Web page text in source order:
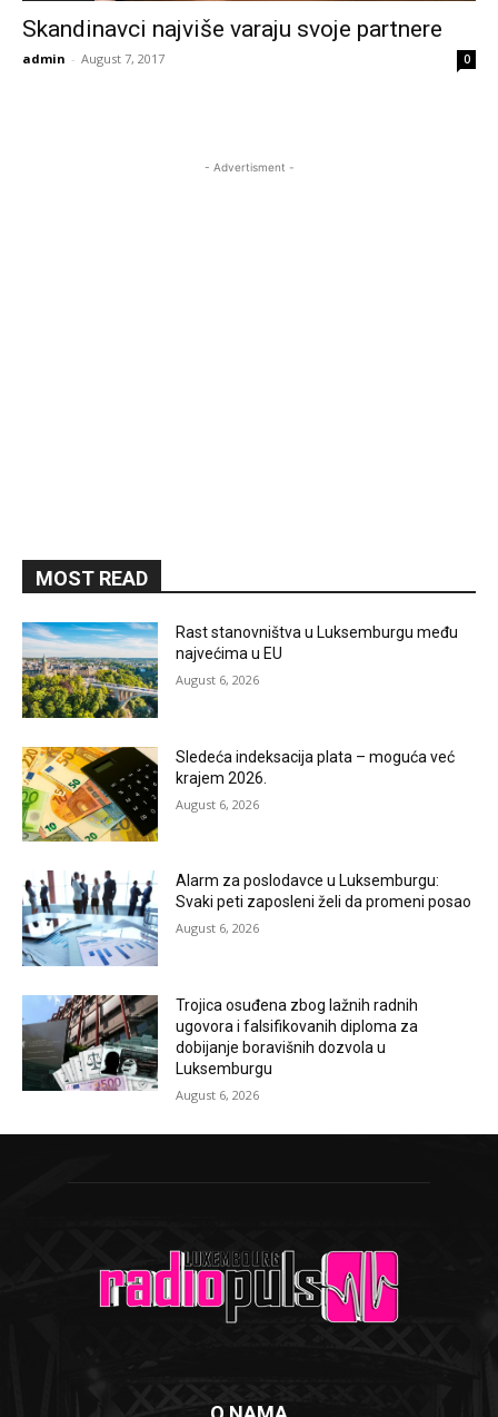
Skandinavci najviše varaju svoje partnere
admin - August 7, 2017 0
- Advertisment -
MOST READ
Rast stanovništva u Luksemburgu među
najvećima u EU
August 6, 2026
Sledeća indeksacija plata – moguća već
krajem 2026.
August 6, 2026
Alarm za poslodavce u Luksemburgu:
Svaki peti zaposleni želi da promeni posao
August 6, 2026
Trojica osuđena zbog lažnih radnih
ugovora i falsifikovanih diploma za
dobijanje boravišnih dozvola u
Luksemburgu
August 6, 2026